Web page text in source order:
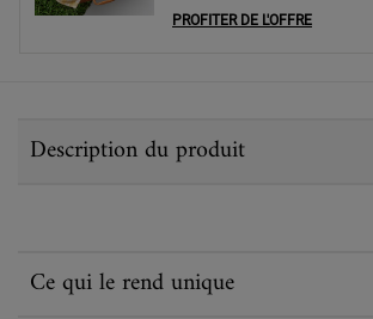
PROFITER DE L'OFFRE
Description du produit
Ce qui le rend unique